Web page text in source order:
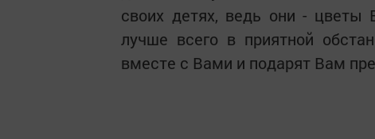
своих детях, ведь они -
лучше всего в приятной
вместе с Вами и подарят Вам